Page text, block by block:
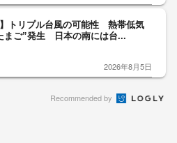
】トリプル台風の可能性 熱帯低気
まご”発生 日本の南には台...
2026年8月5日
Recommended by